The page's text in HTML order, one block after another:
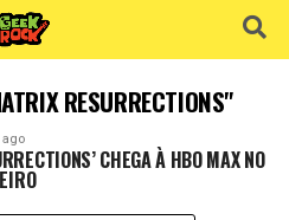
RESURRECTIONS"
ago
CHEGA À HBO MAX NO